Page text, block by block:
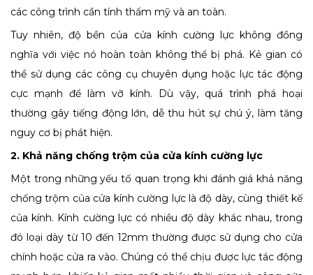
các công trình cần tính thẩm mỹ và an toàn.
Tuy nhiên, độ bền của cửa kính cường lực không đồng
nghĩa với việc nó hoàn toàn không thể bị phá. Kẻ gian có
thể sử dụng các công cụ chuyên dụng hoặc lực tác động
cực mạnh để làm vỡ kính. Dù vậy, quá trình phá hoại
thường gây tiếng động lớn, dễ thu hút sự chú ý, làm tăng
nguy cơ bị phát hiện.
2. Khả năng chống trộm của cửa kính cường lực
Một trong những yếu tố quan trọng khi đánh giá khả năng
chống trộm của cửa kính cường lực là độ dày, cùng thiết kế
của kính. Kính cường lực có nhiều độ dày khác nhau, trong
đó loại dày từ 10 đến 12mm thường được sử dụng cho cửa
chính hoặc cửa ra vào. Chúng có thể chịu được lực tác động